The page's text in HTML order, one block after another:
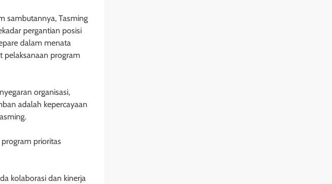
sambutannya, Tasming
pergantian posisi
dalam menata
pelaksanaan program
organisasi,
adalah kepercayaan
prioritas
kolaborasi dan kinerja